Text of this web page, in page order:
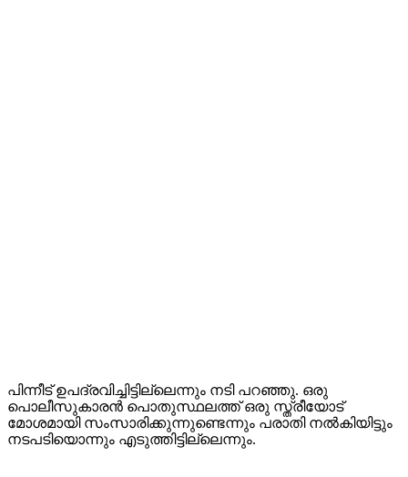
പിന്നീട് ഉപദ്രവിച്ചിട്ടില്ലെന്നും നടി പറഞ്ഞു. ഒരു
പൊലീസുകാരൻ പൊതുസ്ഥലത്ത് ഒരു സ്ത്രീയോട്
മോശമായി സംസാരിക്കുന്നുണ്ടെന്നും പരാതി നൽകിയിട്ടും
നടപടിയൊന്നും എടുത്തിട്ടില്ലെന്നും.